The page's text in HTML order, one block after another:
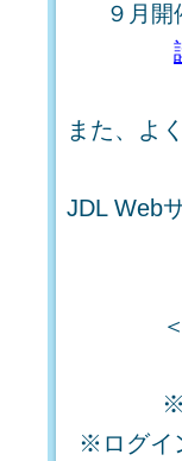
９月
また、よ
JDL Web
※
※ログイ